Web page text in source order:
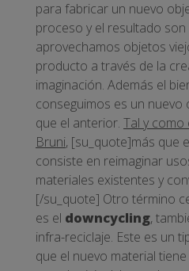
para fabricar un nuevo
proceso y el resultado
aprovechamos objetos
producto a través de la
imaginación. Además el
conseguimos es un
que el anterior. Tal y como
Bruni, [su_quote]más que
consiste en reimaginar
materiales existentes y
[/su_quote] Otro término
es el downcycling,
infra-reciclaje. Este es un
que el nuevo material